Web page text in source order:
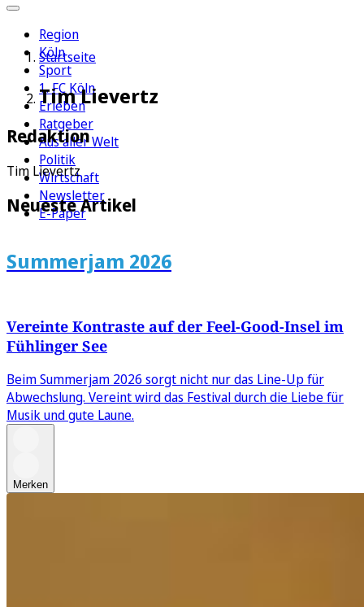
Region
Köln
Sport
1. FC Köln
Erleben
Ratgeber
Aus aller Welt
Politik
Wirtschaft
Newsletter
E-Paper
Startseite
Tim Lievertz
Redaktion
Tim Lievertz
Neueste Artikel
Summerjam 2026
Vereinte Kontraste auf der Feel-Good-Insel im
Fühlinger See
Beim Summerjam 2026 sorgt nicht nur das Line-Up für
Abwechslung. Vereint wird das Festival durch die Liebe für
Musik und gute Laune.
Merken